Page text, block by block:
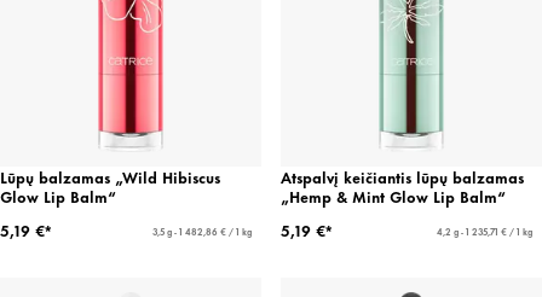
Lūpų balzamas „Wild Hibiscus
Glow Lip Balm“
5,19 €*
3,5 g - 1 482,86 € / 1 kg
Atspalvį keičiantis lūpų balzamas
„Hemp & Mint Glow Lip Balm“
5,19 €*
4,2 g - 1 235,71 € / 1 kg